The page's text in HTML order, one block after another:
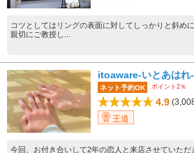
コツとしてはリングの表面に対してしっかりと斜め
親切にご教授し...
itoaware-いとあはれ
ネット予約OK ポイント2％
4.9
王道
今回、お付き合いして2年の恋人と来店させていた